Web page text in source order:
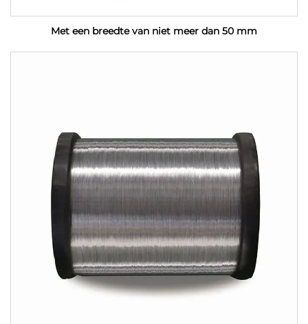
Met een breedte van niet meer dan 50 mm